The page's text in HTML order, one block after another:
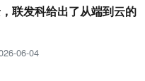
联发科给出了从端到云的
06-04